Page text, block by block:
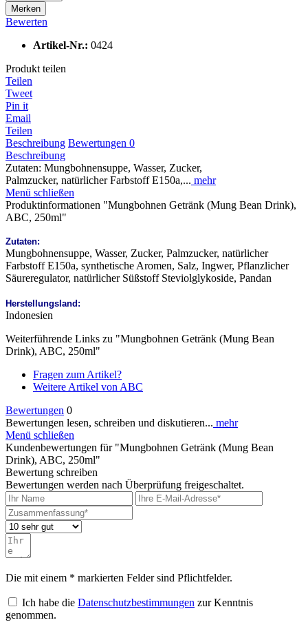
Merken
Bewerten
Artikel-Nr.: 0424
Produkt teilen
Teilen
Tweet
Pin it
Email
Teilen
Beschreibung Bewertungen 0
Beschreibung
Zutaten: Mungbohnensuppe, Wasser, Zucker,
Palmzucker, natürlicher Farbstoff E150a,... mehr
Menü schließen
Produktinformationen "Mungbohnen Getränk (Mung Bean Drink),
ABC, 250ml"
Zutaten:
Mungbohnensuppe, Wasser, Zucker, Palmzucker, natürlicher
Farbstoff E150a, synthetische Aromen, Salz, Ingwer, Pflanzlicher
Säureregulator, natürlicher Süßstoff Steviolglykoside, Pandan
Herstellungsland:
Indonesien
Weiterführende Links zu "Mungbohnen Getränk (Mung Bean
Drink), ABC, 250ml"
Fragen zum Artikel?
Weitere Artikel von ABC
Bewertungen 0
Bewertungen lesen, schreiben und diskutieren... mehr
Menü schließen
Kundenbewertungen für "Mungbohnen Getränk (Mung Bean
Drink), ABC, 250ml"
Bewertung schreiben
Bewertungen werden nach Überprüfung freigeschaltet.
Die mit einem * markierten Felder sind Pflichtfelder.
Ich habe die Datenschutzbestimmungen zur Kenntnis
genommen.